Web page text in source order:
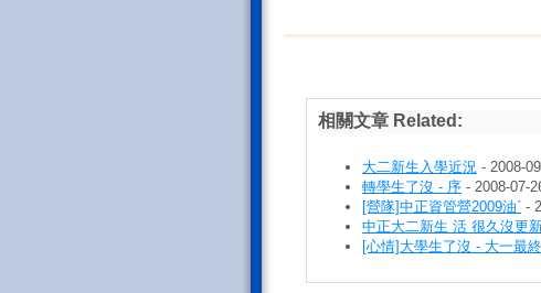
相關文章 Related:
大二新生入學近況 - 2008-
轉學生了沒 - 序 - 2008-07-
[營隊]中正資管營2009油ˊ -
中正大二新生 活 很久沒更
[心情]大學生了沒 - 大一最